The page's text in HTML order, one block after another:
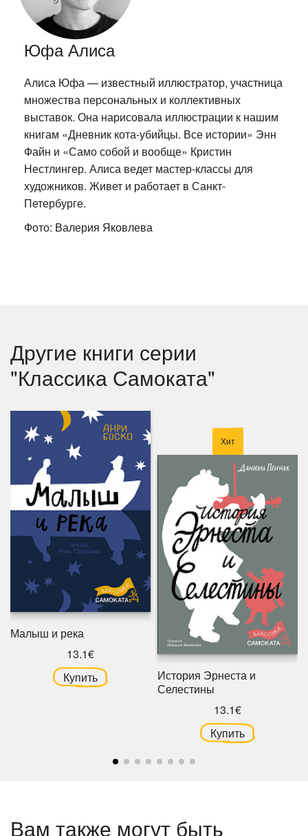
Юфа Алиса
Алиса Юфа — известный иллюстратор, участница
множества персональных и коллективных
выставок. Она нарисовала иллюстрации к нашим
книгам «Дневник кота-убийцы. Все истории» Энн
Файн и «Само собой и вообще» Кристин
Нестлингер. Алиса ведет мастер-классы для
художников. Живет и работает в Санкт-
Петербурге.
Фото: Валерия Яковлева
Другие книги серии
"Классика Самоката"
Малыш и река
13.1€
Купить
Хит
История Эрнеста и
Селестины
13.1€
Купить
Вам также могут быть